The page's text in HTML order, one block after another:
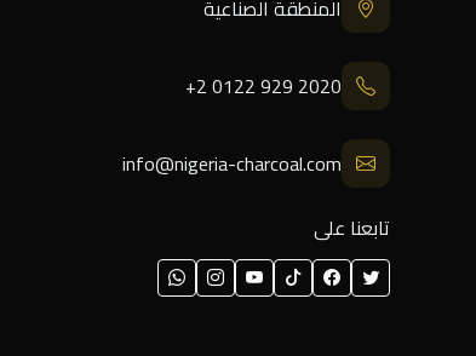
المنطقة الصناعية
+2 0122 929 2020
info@nigeria-charcoal.com
تابعنا على